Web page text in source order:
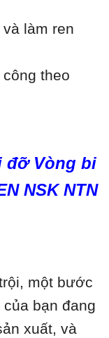
làm ren
theo
đỡ Vòng bi
NSK NTN
một bước
bạn đang
xuất, và